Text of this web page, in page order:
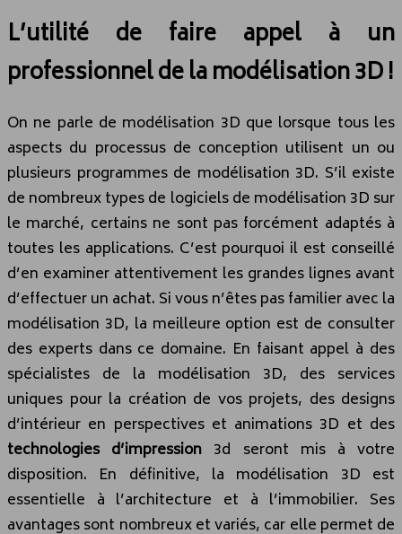
L’utilité de faire appel à un
professionnel de la modélisation 3D !
On ne parle de modélisation 3D que lorsque tous les
aspects du processus de conception utilisent un ou
plusieurs programmes de modélisation 3D. S’il existe
de nombreux types de logiciels de modélisation 3D sur
le marché, certains ne sont pas forcément adaptés à
toutes les applications. C’est pourquoi il est conseillé
d’en examiner attentivement les grandes lignes avant
d’effectuer un achat. Si vous n’êtes pas familier avec la
modélisation 3D, la meilleure option est de consulter
des experts dans ce domaine. En faisant appel à des
spécialistes de la modélisation 3D, des services
uniques pour la création de vos projets, des designs
d’intérieur en perspectives et animations 3D et des
technologies d’impression 3d seront mis à votre
disposition. En définitive, la modélisation 3D est
essentielle à l’architecture et à l’immobilier. Ses
avantages sont nombreux et variés, car elle permet de